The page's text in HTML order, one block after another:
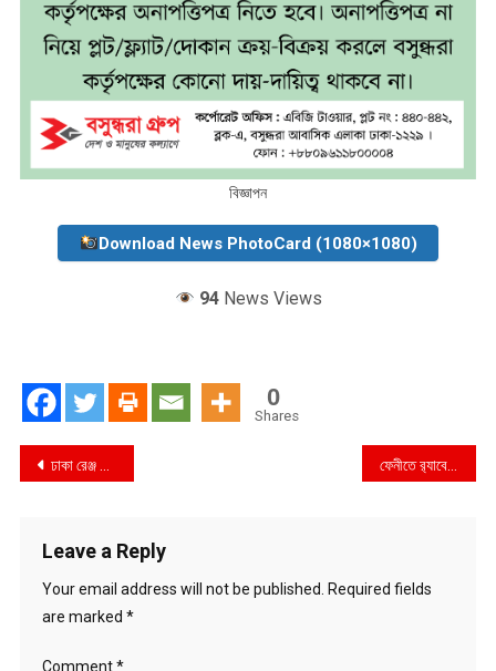
বিজ্ঞাপন
Download News PhotoCard (1080×1080)
94News Views
0
Shares
Post
ঢাকা রেঞ্জ পুলিশের প্রশাসনিক সভা অনুষ্ঠিত ফেনীতে র‍্যাবের অভিযানে ৫০ কেজি গাঁজা ও ১ টি কাভার্ড ভ্যান সহ ২ জন আটক
Leave a Reply
Your email address will not be published. Required fields
are marked *
Comment*